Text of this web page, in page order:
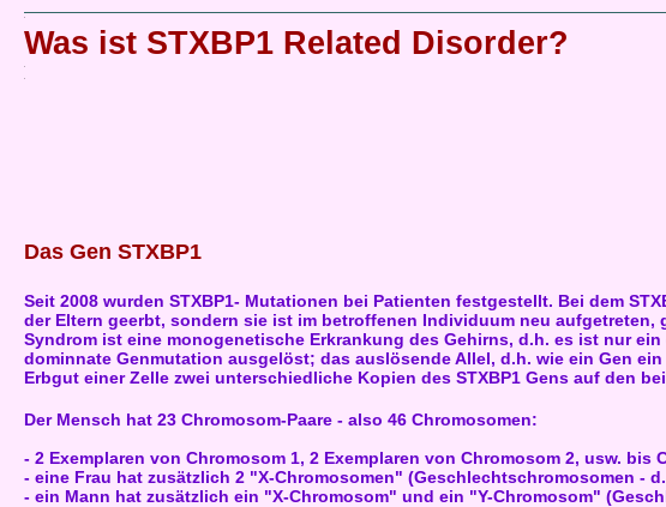
Was ist STXBP1 Related Disorder?
Das Gen STXBP1
Seit 2008 wurden STXBP1- Mutationen bei Patienten festgestellt. Bei dem
der Eltern geerbt, sondern sie ist im betroffenen Individuum neu aufgetreten,
Syndrom ist eine monogenetische Erkrankung des Gehirns, d.h. es ist nur
dominnate Genmutation ausgelöst; das auslösende Allel, d.h. wie ein Gen
Erbgut einer Zelle zwei unterschiedliche Kopien des STXBP1 Gens auf den
Der Mensch hat 23 Chromosom-Paare - also 46 Chromosomen:
- 2 Exemplaren von Chromosom 1, 2 Exemplaren von Chromosom 2, usw.
- eine Frau hat zusätzlich 2 "X-Chromosomen" (Geschlechtschromosomen -
- ein Mann hat zusätzlich ein "X-Chromosom" und ein "Y-Chromosom"